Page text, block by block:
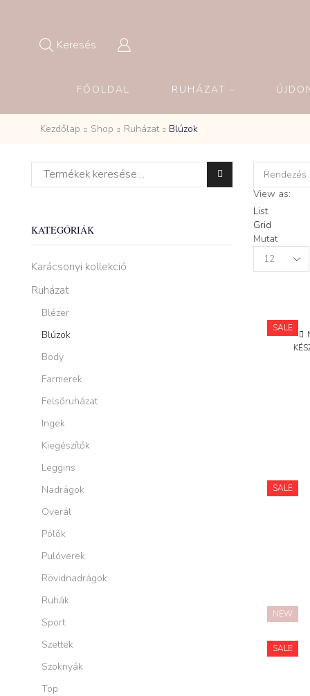
Keresés
FŐOLDAL RUHÁZAT
Kezdőlap Shop Ruházat Blúzok
View as:
List
Grid
Mutat
Products
per
SALE
SALE
NEW
SALE
Keresés a következőre:
KATEGÓRIÁK
Karácsonyi kollekció
Ruházat
Blézer
Blúzok
Body
Farmerek
Felsőruházat
Ingek
Kiegészítők
Leggins
Nadrágok
Overál
Pólók
Pulóverek
Rövidnadrágok
Ruhák
Sport
Szettek
Szoknyák
Top